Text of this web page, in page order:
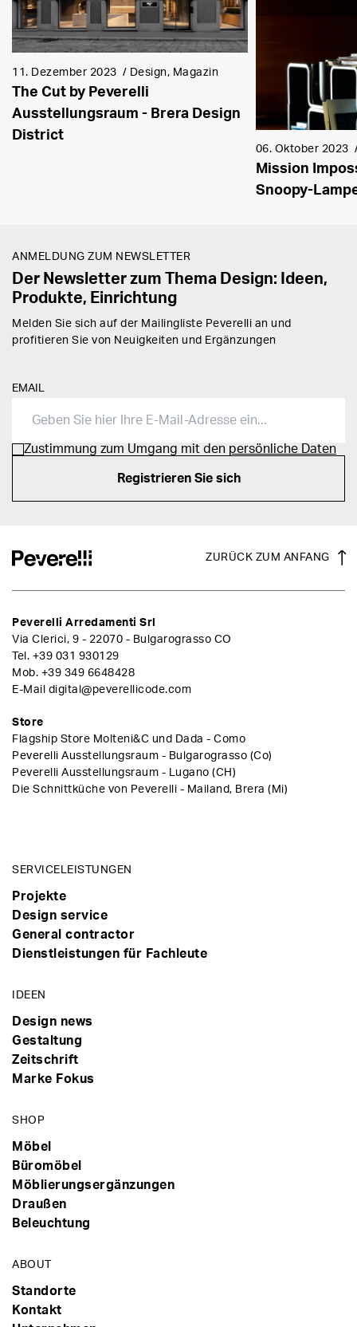
11. Dezember 2023 / Design, Magazin
The Cut by Peverelli
Ausstellungsraum - Brera Design
District
06. Oktober 2023
Mission
Snoopy-
ANMELDUNG ZUM NEWSLETTER
Der Newsletter zum Thema Design: Ideen,
Produkte, Einrichtung
Melden Sie sich auf der Mailingliste Peverelli an und
profitieren Sie von Neuigkeiten und Ergänzungen
EMAIL
Zustimmung zum Umgang mit den persönliche Daten
Registrieren Sie sich
ZURÜCK ZUM ANFANG
Peverelli Arredamenti Srl
Via Clerici, 9 - 22070 - Bulgarograsso CO
Tel. +39 031 930129
Mob. +39 349 6648428
E-Mail digital@peverellicode.com
Store
Flagship Store Molteni&C und Dada - Como
Peverelli Ausstellungsraum - Bulgarograsso (Co)
Peverelli Ausstellungsraum - Lugano (CH)
Die Schnittküche von Peverelli - Mailand, Brera (Mi)
SERVICELEISTUNGEN
Projekte
Design service
General contractor
Dienstleistungen für Fachleute
IDEEN
Design news
Gestaltung
Zeitschrift
Marke Fokus
SHOP
Möbel
Büromöbel
Möblierungsergänzungen
Draußen
Beleuchtung
ABOUT
Standorte
Kontakt